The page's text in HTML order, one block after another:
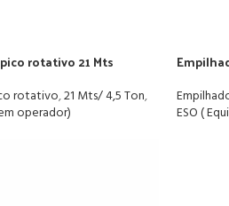
rotativo 21 Mts
rotativo,21 Mts/ 4,5 Ton,
operador)
ESO (